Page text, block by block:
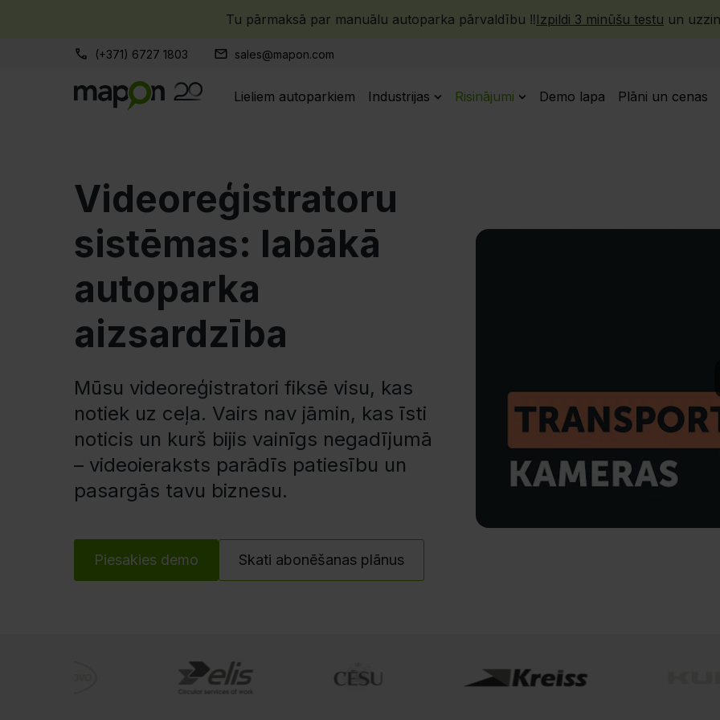
Tu pārmaksā par manuālu autoparka pārvaldību ‼️Izpildi 3 minūšu testu un
(+371) 6727 1803 sales@mapon.com
Lieliem autoparkiem Industrijas Risinājumi Demo lapa Plāni un cenas
Videoreģistratoru
sistēmas: labākā
autoparka
aizsardzība
Mūsu videoreģistratori fiksē visu, kas
notiek uz ceļa. Vairs nav jāmin, kas īsti
noticis un kurš bijis vainīgs negadījumā
– videoieraksts parādīs patiesību un
pasargās tavu biznesu.
Piesakies demo Skati abonēšanas plānus